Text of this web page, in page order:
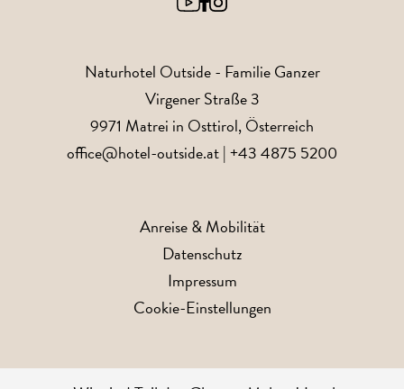
Naturhotel Outside- Familie Ganzer
Virgener Straße 3
9971 Matrei in Osttirol, Österreich
office@hotel-outside.at|+43 4875 5200
Anreise & Mobilität
Datenschutz
Impressum
Cookie-Einstellungen